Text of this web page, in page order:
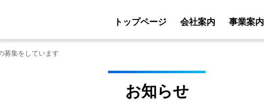
トップページ 会社案内 事業案内
募集をしています
お知らせ